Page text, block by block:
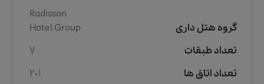
گروه هتل داری
Radisson
Hotel Group
تعداد طبقات
7
تعداد اتاق ها
201